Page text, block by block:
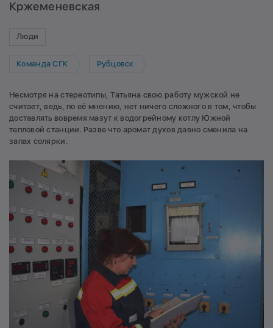
Кржеменевская
Люди
Команда СГК Рубцовск
Несмотря на стереотипы, Татьяна свою работу мужской не
считает, ведь, по её мнению, нет ничего сложного в том, чтобы
доставлять вовремя мазут к водогрейному котлу Южной
тепловой станции. Разве что аромат духов давно сменила на
запах солярки.